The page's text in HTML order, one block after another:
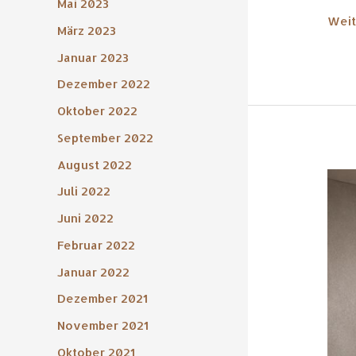
Mai 2023
März 2023
Januar 2023
Dezember 2022
Oktober 2022
September 2022
August 2022
Juli 2022
Juni 2022
Februar 2022
Januar 2022
Dezember 2021
November 2021
Oktober 2021